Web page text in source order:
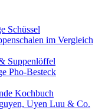
Schüssel
im Vergleich
Suppenlöffel
Pho-Besteck
Kochbuch
Uyen Luu & Co.